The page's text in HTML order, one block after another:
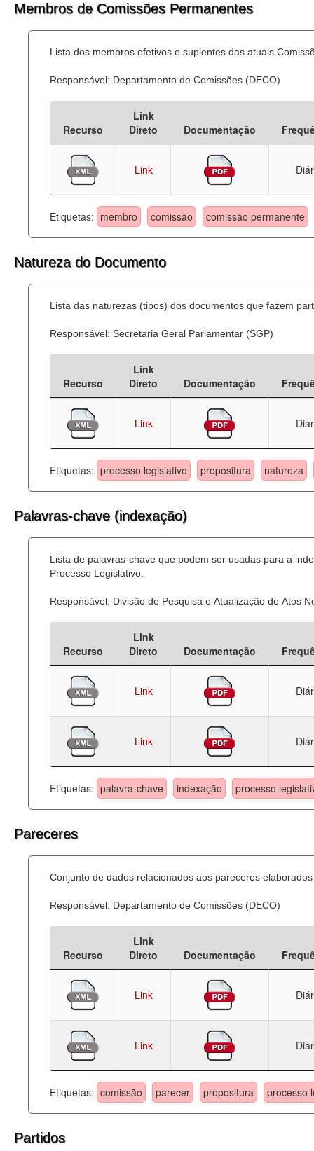
Membros de Comissões Permanentes
Lista dos membros efetivos e suplentes das atuais
Responsável: Departamento de Comissões (DECO)
Recurso
Link
Direto
Documentação
Link
Etiquetas: membro comissão comissão permanente
Natureza do Documento
Lista das naturezas (tipos) dos documentos que fazem
Responsável: Secretaria Geral Parlamentar (SGP)
Recurso
Link
Direto
Documentação
Link
Etiquetas: processo legislativo propositura natureza
Palavras-chave (indexação)
Lista de palavras-chave que podem ser usadas para a
Processo Legislativo.
Responsável: Divisão de Pesquisa e Atualização de Atos
Recurso
Link
Direto
Documentação
Link
Link
Etiquetas: palavra-chave indexação processo
Pareceres
Conjunto de dados relacionados aos pareceres
Responsável: Departamento de Comissões (DECO)
Recurso
Link
Direto
Documentação
Link
Link
Etiquetas: comissão parecer propositura processo
Partidos